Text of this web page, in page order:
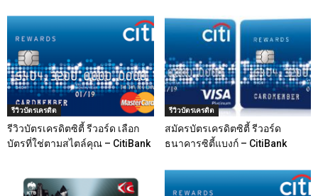
รีวิวบัตรเครดิต
รีวิวบัตรเครดิตซิตี้ รีวอร์ด เลือก
บัตรที่ใช่ตามสไตล์คุณ – CitiBank
รีวิวบัตรเครดิต
สมัครบัตรเครดิตซิตี้ รีวอร์ด
ธนาคารซิตี้แบงก์ – CitiBank